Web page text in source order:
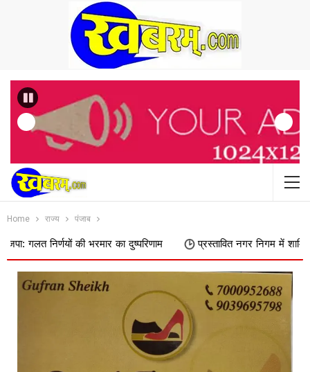
Previous
Home राज्य पंजाब
की भरमार का दुष्परिणाम प्रस्तावित नगर निगम में शामिल किए जाने